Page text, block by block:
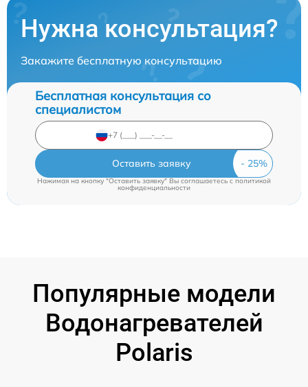
Нужна консультация?
Закажите бесплатную консультацию
Бесплатная консультация со
специалистом
Оставить заявку
Нажимая на кнопку "Оставить заявку" Вы соглашаетесь cполитикой
конфиденциальности
Популярные модели
Водонагревателей
Polaris